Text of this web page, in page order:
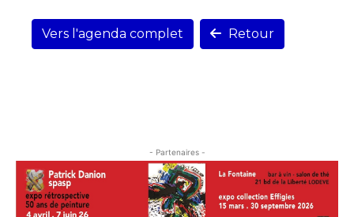
Vers l'agenda complet Retour
- Partenaires -